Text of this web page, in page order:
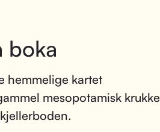
boka
hemmelige kartet
mesopotamisk krukke